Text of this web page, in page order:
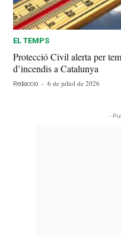
EL TEMPS
Protecció Civil alerta per
d’incendis a Catalunya
Redacció - 6 de juliol de 2026
-